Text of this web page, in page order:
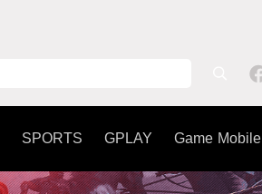
SPORTS GPLAY Game Mobile